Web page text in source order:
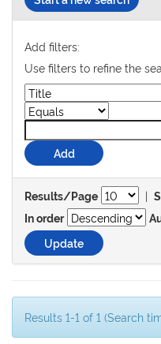
Add filters:
Use filters to refine the
Results/Page |
In order
Results 1-1 of 1 (Search